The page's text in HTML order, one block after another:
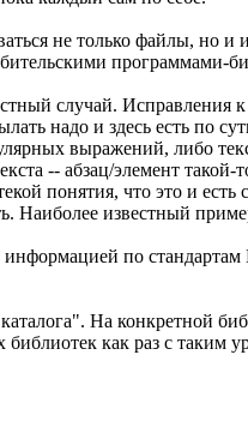
не только файлы, но
программами-
случай. Исправления
надо и здесь есть по
выражений, либо
-- абзац/элемент такой-
понятия, что это и есть
известный
по
На конкретной
как раз с таким